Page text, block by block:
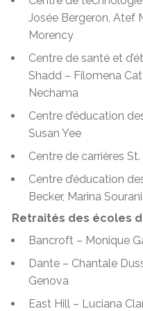
Josée Bergeron, Atef
Morency
Centre de santé et
Shadd – Filomena
Nechama
Centre d’éducation
Susan Yee
Centre de carrières St.
Centre d’éducation
Becker, Marina
Retraités des écoles
Bancroft – Monique
Dante – Chantale
Genova
East Hill – Luciana